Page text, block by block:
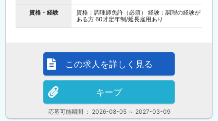
資格・経験
資格：調理師免許（必須） 経験：調理の経験が
ある方 60才定年制/延長雇用あり
応募可能期間 ： 2026-08-05 ～ 2027-03-09
この求人を詳しく見る
キープ